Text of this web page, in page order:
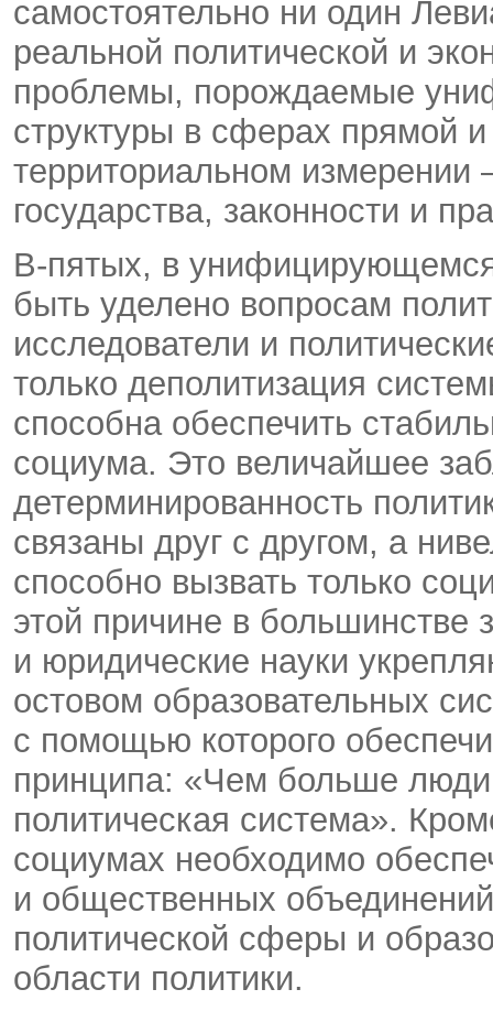
самостоятельно ни один
реальной политической и
проблемы, порождаемые
структуры в сферах прямой
территориальном измерении
государства, законности и
В-пятых, в
быть уделено вопросам
исследователи и
только деполитизация
способна обеспечить
социума. Это величайшее
детерминированность
связаны друг с другом, а
способно вызвать только
этой причине в
и юридические науки
остовом образовательных
с помощью которого
принципа: «Чем больше люди
политическая система».
социумах необходимо
и общественных
политической сферы и
области политики.